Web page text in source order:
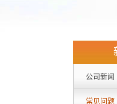
公司新闻
常见问题